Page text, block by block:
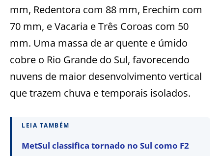
mm, Redentora com 88 mm, Erechim com
70 mm, e Vacaria e Três Coroas com 50
mm. Uma massa de ar quente e úmido
cobre o Rio Grande do Sul, favorecendo
nuvens de maior desenvolvimento vertical
que trazem chuva e temporais isolados.
LEIA TAMBÉM
MetSul classifica tornado no Sul como F2